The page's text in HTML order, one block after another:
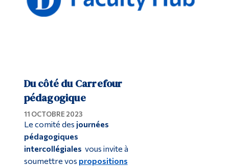
Du côté du Carrefour
pédagogique
11 OCTOBRE 2023
Le comité des journées
pédagogiques
intercollégiales vous invite à
soumettre vos propositions